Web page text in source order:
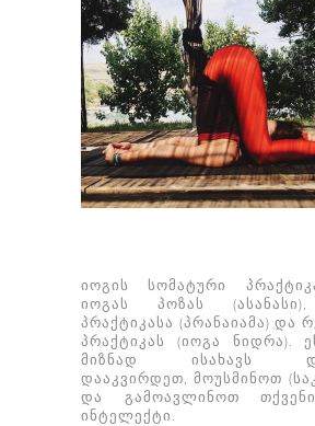
იოგის სომატური
იოგას პოზას (ასანასი),
პრაქტიკასა (პრანაიამა) და
პრაქტიკას (იოგა ნიდრა).
მიზნად ისახავს
დააკვირდეთ, მოუსმინოთ
და გამოავლინოთ თქვენი
ინტელექტი.